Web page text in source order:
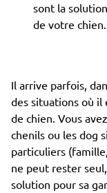
sont la
de votre chien.
Il arrive parfois,
des situations où il
de chien. Vous
chenils ou les dog
particuliers
ne peut rester
solution pour sa